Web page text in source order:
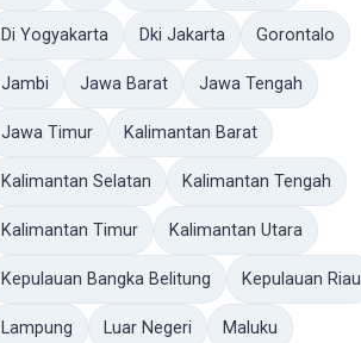
Di Yogyakarta Dki Jakarta Gorontalo
Jambi Jawa Barat Jawa Tengah
Jawa Timur Kalimantan Barat
Kalimantan Selatan Kalimantan Tengah
Kalimantan Timur Kalimantan Utara
Kepulauan Bangka Belitung Kepulauan Riau
Lampung Luar Negeri Maluku